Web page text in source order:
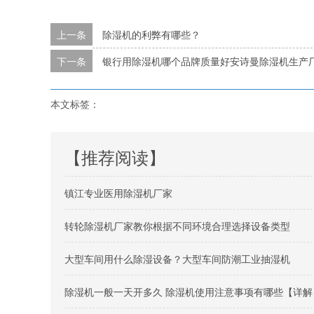
上一条
除湿机的利弊有哪些？
下一条
银行用除湿机哪个品牌质量好安诗曼除湿机生产
本文标签：
【推荐阅读】
镇江专业医用除湿机厂家
转轮除湿机厂家教你根据不同环境合理选择设备类型
大型车间用什么除湿设备？大型车间防潮工业抽湿机
除湿机一般一天开多久 除湿机使用注意事项有哪些【详